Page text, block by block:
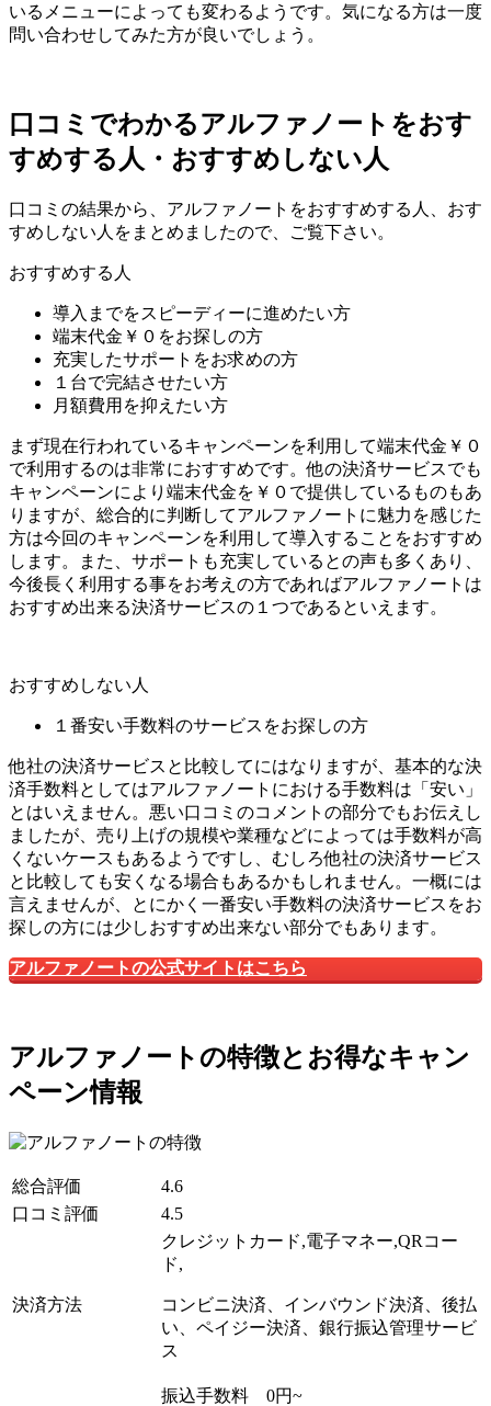
いるメニューによっても変わるようです。気になる方は一度
問い合わせしてみた方が良いでしょう。
口コミでわかるアルファノートをおす
すめする人・おすすめしない人
口コミの結果から、アルファノートをおすすめする人、おす
すめしない人をまとめましたので、ご覧下さい。
おすすめする人
導入までをスピーディーに進めたい方
端末代金￥０をお探しの方
充実したサポートをお求めの方
１台で完結させたい方
月額費用を抑えたい方
まず現在行われているキャンペーンを利用して端末代金￥０
で利用するのは非常におすすめです。他の決済サービスでも
キャンペーンにより端末代金を￥０で提供しているものもあ
りますが、総合的に判断してアルファノートに魅力を感じた
方は今回のキャンペーンを利用して導入することをおすすめ
します。また、サポートも充実しているとの声も多くあり、
今後長く利用する事をお考えの方であればアルファノートは
おすすめ出来る決済サービスの１つであるといえます。
おすすめしない人
１番安い手数料のサービスをお探しの方
他社の決済サービスと比較してにはなりますが、基本的な決
済手数料としてはアルファノートにおける手数料は「安い」
とはいえません。悪い口コミのコメントの部分でもお伝えし
ましたが、売り上げの規模や業種などによっては手数料が高
くないケースもあるようですし、むしろ他社の決済サービス
と比較しても安くなる場合もあるかもしれません。一概には
言えませんが、とにかく一番安い手数料の決済サービスをお
探しの方には少しおすすめ出来ない部分でもあります。
アルファノートの公式サイトはこちら
アルファノートの特徴とお得なキャン
ペーン情報
総合評価
4.6
口コミ評価
4.5
決済方法
クレジットカード,電子マネー,QRコー
ド,
コンビニ決済、インバウンド決済、後払
い、ペイジー決済、銀行振込管理サービ
ス
振込手数料 0円~